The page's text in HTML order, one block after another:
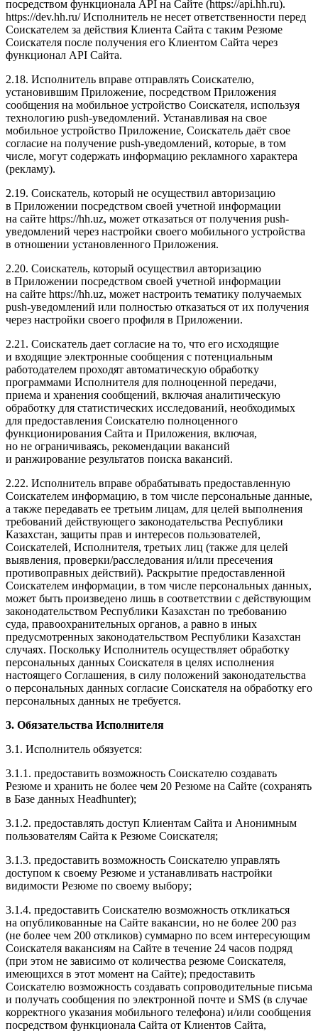
посредством функционала API на Сайте (https://api.hh.ru).
https://dev.hh.ru/ Исполнитель не несет ответственности перед
Соискателем за действия Клиента Сайта с таким Резюме
Соискателя после получения его Клиентом Сайта через
функционал API Сайта.
2.18. Исполнитель вправе отправлять Соискателю,
установившим Приложение, посредством Приложения
сообщения на мобильное устройство Соискателя, используя
технологию push-уведомлений. Устанавливая на свое
мобильное устройство Приложение, Соискатель даёт свое
согласие на получение push-уведомлений, которые, в том
числе, могут содержать информацию рекламного характера
(рекламу).
2.19. Соискатель, который не осуществил авторизацию
в Приложении посредством своей учетной информации
на сайте https://hh.uz, может отказаться от получения push-
уведомлений через настройки своего мобильного устройства
в отношении установленного Приложения.
2.20. Соискатель, который осуществил авторизацию
в Приложении посредством своей учетной информации
на сайте https://hh.uz, может настроить тематику получаемых
push-уведомлений или полностью отказаться от их получения
через настройки своего профиля в Приложении.
2.21. Соискатель дает согласие на то, что его исходящие
и входящие электронные сообщения с потенциальным
работодателем проходят автоматическую обработку
программами Исполнителя для полноценной передачи,
приема и хранения сообщений, включая аналитическую
обработку для статистических исследований, необходимых
для предоставления Соискателю полноценного
функционирования Сайта и Приложения, включая,
но не ограничиваясь, рекомендации вакансий
и ранжирование результатов поиска вакансий.
2.22. Исполнитель вправе обрабатывать предоставленную
Соискателем информацию, в том числе персональные данные,
а также передавать ее третьим лицам, для целей выполнения
требований действующего законодательства Республики
Казахстан, защиты прав и интересов пользователей,
Соискателей, Исполнителя, третьих лиц (также для целей
выявления, проверки/расследования и/или пресечения
противоправных действий). Раскрытие предоставленной
Соискателем информации, в том числе персональных данных,
может быть произведено лишь в соответствии с действующим
законодательством Республики Казахстан по требованию
суда, правоохранительных органов, а равно в иных
предусмотренных законодательством Республики Казахстан
случаях. Поскольку Исполнитель осуществляет обработку
персональных данных Соискателя в целях исполнения
настоящего Соглашения, в силу положений законодательства
о персональных данных согласие Соискателя на обработку его
персональных данных не требуется.
3. Обязательства Исполнителя
3.1. Исполнитель обязуется:
3.1.1. предоставить возможность Соискателю создавать
Резюме и хранить не более чем 20 Резюме на Сайте (сохранять
в Базе данных Headhunter);
3.1.2. предоставлять доступ Клиентам Сайта и Анонимным
пользователям Сайта к Резюме Соискателя;
3.1.3. предоставить возможность Соискателю управлять
доступом к своему Резюме и устанавливать настройки
видимости Резюме по своему выбору;
3.1.4. предоставить Соискателю возможность откликаться
на опубликованные на Сайте вакансии, но не более 200 раз
(не более чем 200 откликов) суммарно по всем интересующим
Соискателя вакансиям на Сайте в течение 24 часов подряд
(при этом не зависимо от количества резюме Соискателя,
имеющихся в этот момент на Сайте); предоставить
Соискателю возможность создавать сопроводительные письма
и получать сообщения по электронной почте и SMS (в случае
корректного указания мобильного телефона) и/или сообщения
посредством функционала Сайта от Клиентов Сайта,